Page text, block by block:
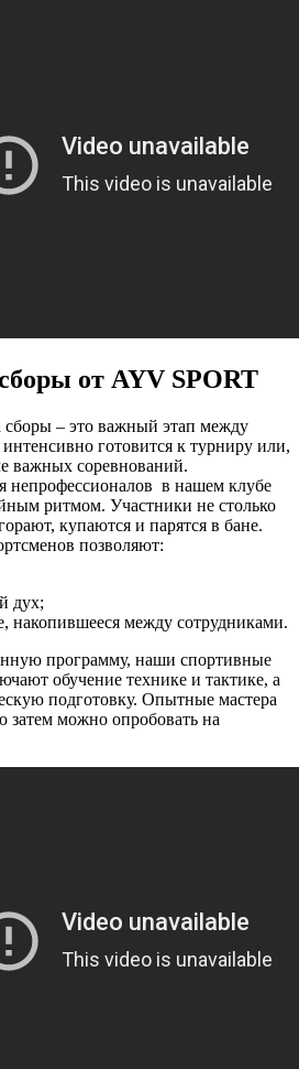
от AYV SPORT
– это важный этап между
готовится к турниру или,
важных соревнований.
непрофессионалов в нашем клубе
ритмом. Участники не столько
купаются и парятся в бане.
позволяют:
дух;
накопившееся между сотрудниками.
программу, наши спортивные
обучение технике и тактике, а
подготовку. Опытные мастера
затем можно опробовать на